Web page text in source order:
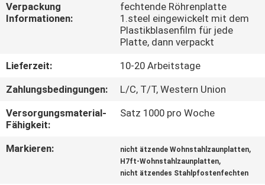
TRETEN
MIT
IN
VERBINDUNG
FORDERN
Verpackung
Informationen:
fechtende Röhrenplatte
1.steel eingewickelt mit dem
Plastikblasenfilm für jede
Platte, dann verpackt
Lieferzeit:
10-20 Arbeitstage
Zahlungsbedingungen:
L/C, T/T, Western Union
Versorgungsmaterial-
Fähigkeit:
Satz 1000 pro Woche
Markieren: nicht ätzende Wohnstahlzaunplatten,
H7ft-Wohnstahlzaunplatten,
nicht ätzendes Stahlpfostenfechten